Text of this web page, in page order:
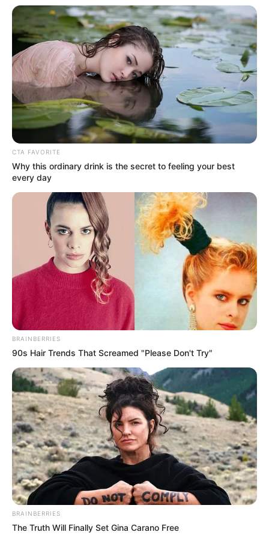
(foto: instagram/berkerguvenn)
2. Cemre putri Seher yang bekerja sebagai perawat
Nedim diperankan oleh Sera Kutlubey
CTA FAVORITE
Why this ordinary drink is the secret to feeling your best
every day
BRAINBERRIES
90s Hair Trends That Screamed "Please Don't Try"
BRAINBERRIES
The Truth Will Finally Set Gina Carano Free